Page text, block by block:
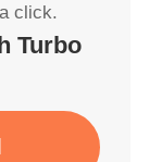
click.
Turbo